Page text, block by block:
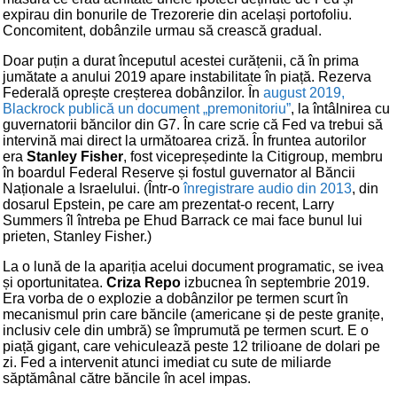
expirau din bonurile de Trezorerie din același portofoliu.
Concomitent, dobânzile urmau să crească gradual.
Doar puțin a durat începutul acestei curățenii, că în prima
jumătate a anului 2019 apare instabilitate în piață. Rezerva
Federală oprește creșterea dobânzilor. În august 2019,
Blackrock publică un document „premonitoriu”, la întâlnirea cu
guvernatorii băncilor din G7. În care scrie că Fed va trebui să
intervină mai direct la următoarea criză. În fruntea autorilor
era Stanley Fisher, fost vicepreședinte la Citigroup, membru
în boardul Federal Reserve și fostul guvernator al Băncii
Naționale a Israelului. (Într-oînregistrare audio din 2013, din
dosarul Epstein, pe care am prezentat-o recent, Larry
Summers îl întreba pe Ehud Barrack ce mai face bunul lui
prieten, Stanley Fisher.)
La o lună de la apariția acelui document programatic, se ivea
și oportunitatea. Criza Repo izbucnea în septembrie 2019.
Era vorba de o explozie a dobânzilor pe termen scurt în
mecanismul prin care băncile (americane și de peste granițe,
inclusiv cele din umbră) se împrumută pe termen scurt. E o
piață gigant, care vehiculează peste 12 trilioane de dolari pe
zi. Fed a intervenit atunci imediat cu sute de miliarde
săptămânal către băncile în acel impas.